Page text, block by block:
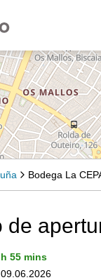
Bodega La
de
55 mins